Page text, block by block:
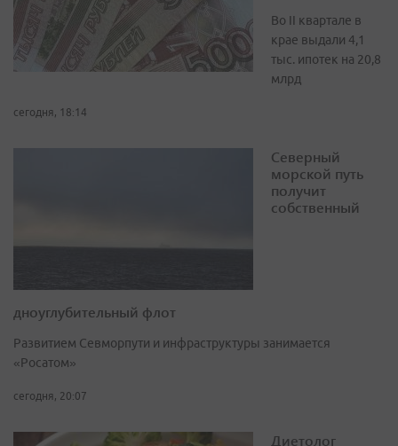
Во II квартале в
крае выдали 4,1
тыс. ипотек на 20,8
млрд
сегодня, 18:14
Северный
морской путь
получит
собственный
дноуглубительный флот
Развитием Севморпути и инфраструктуры занимается
«Росатом»
сегодня, 20:07
Диетолог